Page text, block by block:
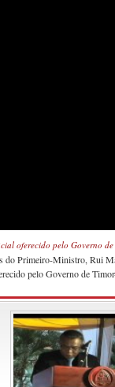
oferecido pelo Governo
do Primeiro-Ministro, Rui
pelo Governo de